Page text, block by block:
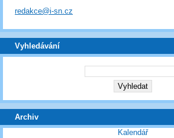
redakce@i-sn.cz
Vyhledávání
Archiv
Kalendář